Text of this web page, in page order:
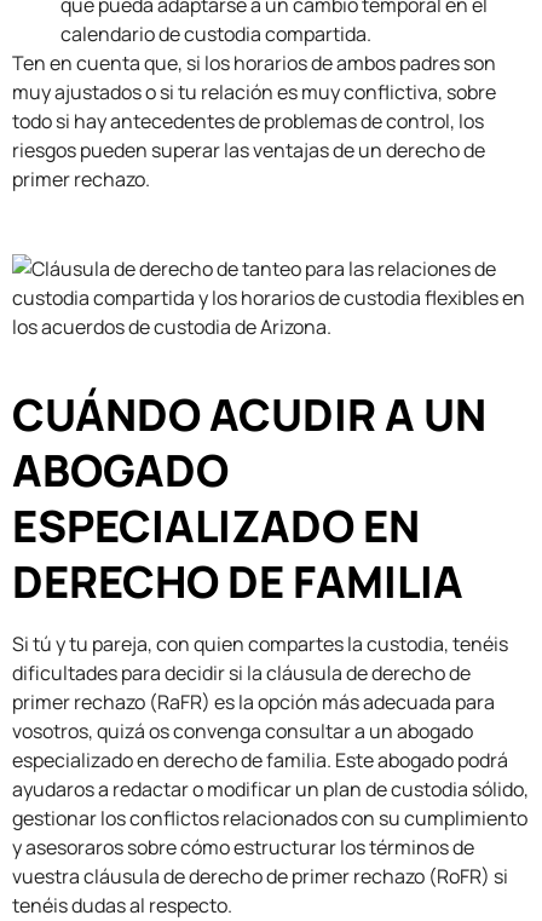
calendario de custodia compartida.
Ten en cuenta que, si los horarios de ambos padres son
muy ajustados o si tu relación es muy conflictiva, sobre
todo si hay antecedentes de problemas de control, los
riesgos pueden superar las ventajas de un derecho de
primer rechazo.
CUÁNDO ACUDIR A UN
ABOGADO
ESPECIALIZADO EN
DERECHO DE FAMILIA
Si tú y tu pareja, con quien compartes la custodia, tenéis
dificultades para decidir si la cláusula de derecho de
primer rechazo (RaFR) es la opción más adecuada para
vosotros, quizá os convenga consultar a un abogado
especializado en derecho de familia. Este abogado podrá
ayudaros a redactar o modificar un plan de custodia sólido,
gestionar los conflictos relacionados con su cumplimiento
y asesoraros sobre cómo estructurar los términos de
vuestra cláusula de derecho de primer rechazo (RoFR) si
tenéis dudas al respecto.